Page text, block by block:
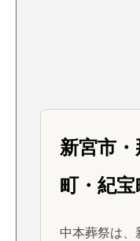
新宮市
町・紀
中本葬祭は、